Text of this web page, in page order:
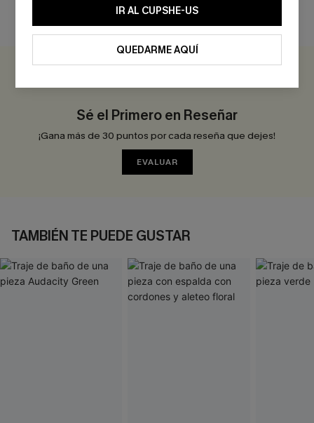
RESEÑAS DE CLIENTES
Sé el Primero en Reseñar
¡Gana más de 30 puntos por cada reseña que dejes!
EVALUAR
TAMBIÉN TE PUEDE GUSTAR
IR AL CUPSHE-US
QUEDARME AQUÍ